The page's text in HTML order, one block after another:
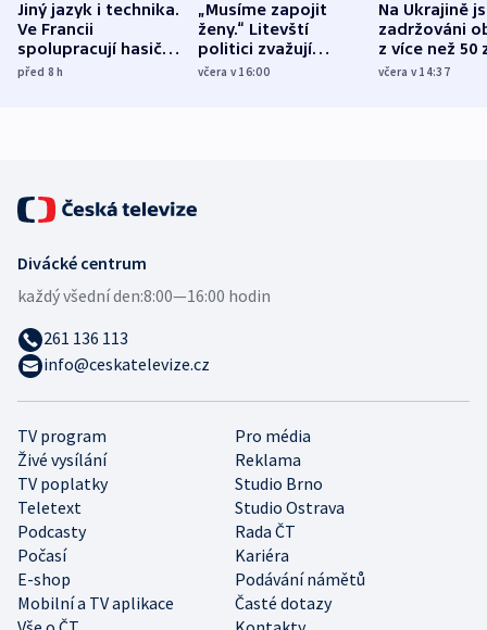
Jiný jazyk i technika.
Ve Francii
spolupracují hasiči z
různých zemí
před 8h
„Musíme zapojit
ženy.“ Litevští
politici zvažují
dohodu o
včera v 16:00
Na Ukrajině
zadržováni
z více než 50
Bojovali na
včera v 14:37
TV program
Pro média
Živé vysílání
Reklama
TV poplatky
Studio Brno
Teletext
Studio Ostrava
Podcasty
Rada ČT
Počasí
Kariéra
E-shop
Podávání námětů
Mobilní a TV aplikace
Časté dotazy
Divácké centrum
každý všední den:8:00—16:00 hodin
261 136 113
info@ceskatelevize.cz